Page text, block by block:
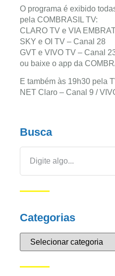
O programa é exibido
pela COMBRASIL TV:
CLARO TV e VIA
SKY e OI TV – Canal 28
GVT e VIVO TV – Canal
ou baixe o app da
E também às 19h30 pela
NET Claro – Canal 9 /
Busca
Categorias